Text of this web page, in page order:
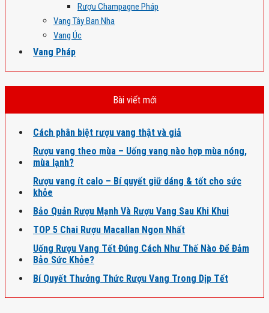
Rượu Champagne Pháp
Vang Tây Ban Nha
Vang Úc
Vang Pháp
Bài viết mới
Cách phân biệt rượu vang thật và giả
Rượu vang theo mùa – Uống vang nào hợp mùa nóng,
mùa lạnh?
Rượu vang ít calo – Bí quyết giữ dáng & tốt cho sức
khỏe
Bảo Quản Rượu Mạnh Và Rượu Vang Sau Khi Khui
TOP 5 Chai Rượu Macallan Ngon Nhất
Uống Rượu Vang Tết Đúng Cách Như Thế Nào Để Đảm
Bảo Sức Khỏe?
Bí Quyết Thưởng Thức Rượu Vang Trong Dịp Tết